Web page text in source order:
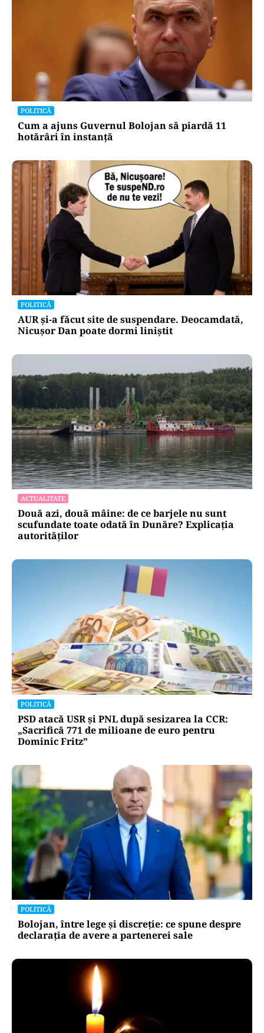
POLITICĂ
Cum a ajuns Guvernul Bolojan să piardă 11
hotărâri în instanță
POLITICĂ
AUR și-a făcut site de suspendare. Deocamdată,
Nicușor Dan poate dormi liniștit
ACTUALITATE
Două azi, două mâine: de ce barjele nu sunt
scufundate toate odată în Dunăre? Explicația
autorităților
POLITICĂ
PSD atacă USR și PNL după sesizarea la CCR:
„Sacrifică 771 de milioane de euro pentru
Dominic Fritz”
POLITICĂ
Bolojan, între lege și discreție: ce spune despre
declarația de avere a partenerei sale